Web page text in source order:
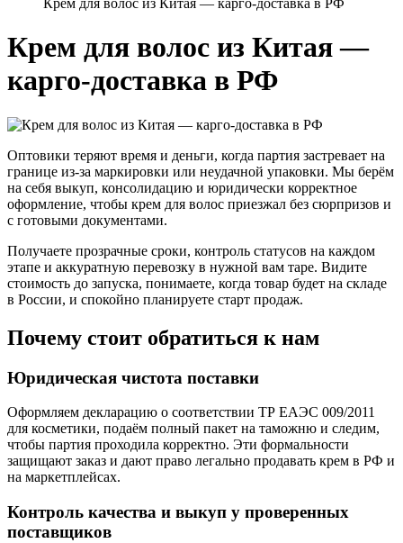
Крем для волос из Китая — карго-доставка в РФ
Крем для волос из Китая —
карго-доставка в РФ
Оптовики теряют время и деньги, когда партия застревает на
границе из-за маркировки или неудачной упаковки. Мы берём
на себя выкуп, консолидацию и юридически корректное
оформление, чтобы крем для волос приезжал без сюрпризов и
с готовыми документами.
Получаете прозрачные сроки, контроль статусов на каждом
этапе и аккуратную перевозку в нужной вам таре. Видите
стоимость до запуска, понимаете, когда товар будет на складе
в России, и спокойно планируете старт продаж.
Почему стоит обратиться к нам
Юридическая чистота поставки
Оформляем декларацию о соответствии ТР ЕАЭС 009/2011
для косметики, подаём полный пакет на таможню и следим,
чтобы партия проходила корректно. Эти формальности
защищают заказ и дают право легально продавать крем в РФ и
на маркетплейсах.
Контроль качества и выкуп у проверенных
поставщиков